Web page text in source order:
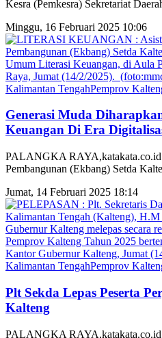
Kesra (Pemkesra) Sekretariat
Minggu, 16 Februari 2025 10:06
Kalimantan TengahPemprov
Generasi Muda
Keuangan Di Era
PALANGKA RAYA,katakata.co.id
Pembangunan (Ekbang) Setda
Jumat, 14 Februari 2025 18:14
Kalimantan TengahPemprov
Plt Sekda Lepas Peserta
Kalteng
PALANGKA RAYA,katakata.co.id